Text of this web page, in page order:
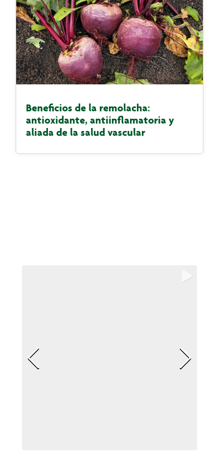
Beneficios de la remolacha:
antioxidante, antiinflamatoria y
aliada de la salud vascular